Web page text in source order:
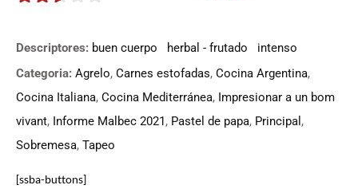
Descriptores: buen cuerpo herbal - frutado
intenso
Categoria: Agrelo, Carnes estofadas, Cocina Argentina,
Cocina Italiana, Cocina Mediterránea, Impresionar a un bom
vivant, Informe Malbec 2021, Pastel de papa, Principal ,
Sobremesa, Tapeo
[ssba-buttons]